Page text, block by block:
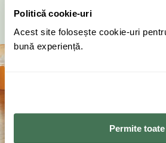
Politică cookie-uri
Acest site folosește cookie-uri
bună experiență.
Permite toate
încărcare și, datorită iluminării de
acest lucru chiar și în